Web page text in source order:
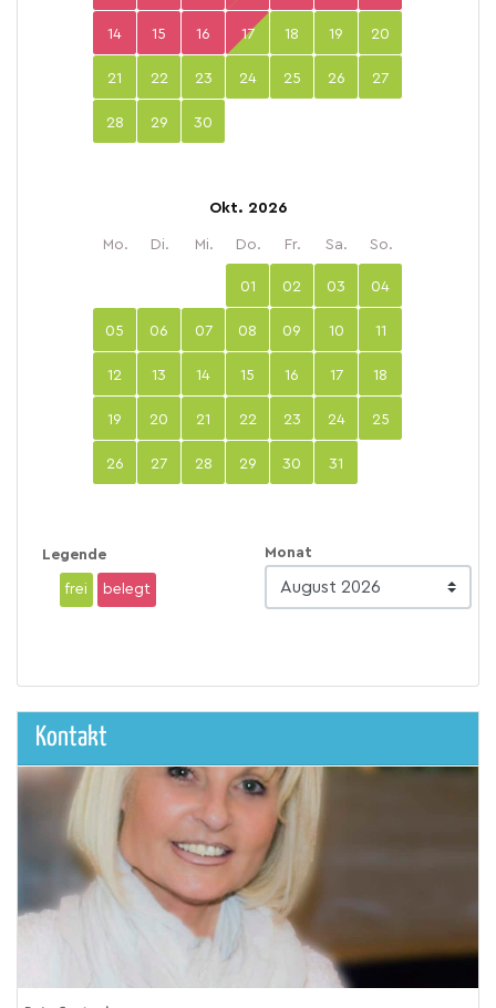
14 15 16 17 18 19 20
21 22 23 24 25 26 27
28 29 30
Okt. 2026
Mo. Di. Mi. Do. Fr. Sa. So.
01 02 03 04
05 06 07 08 09 10 11
12 13 14 15 16 17 18
19 20 21 22 23 24 25
26 27 28 29 30 31
Legende
frei belegt
Monat
Kontakt